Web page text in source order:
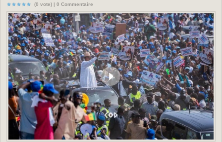
(0 vote) | 0 Commentaire